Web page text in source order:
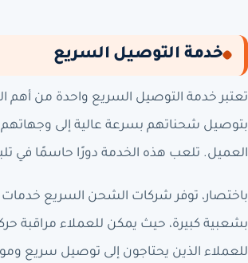
خدمة التوصيل السريع
تعتبر خدمة التوصيل السريع واحدة من
بتوصيل شحناتهم بسرعة عالية إلى
العميل. تلعب هذه الخدمة دورًا حاسمًا في
باختصار، توفر شركات الشحن السريع
بشعبية كبيرة، حيث يمكن للعملاء مراقبة
للعملاء الذين يحتاجون إلى توصيل سريع